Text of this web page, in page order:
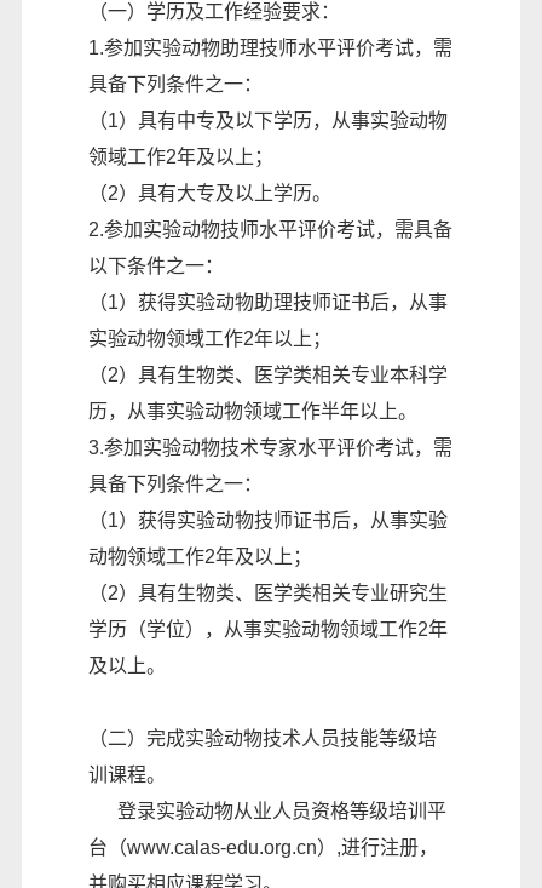
（一）学历及工作经验要求：
1.参加实验动物助理技师水平评价考试，需
具备下列条件之一：
（1）具有中专及以下学历，从事实验动物
领域工作2年及以上；
（2）具有大专及以上学历。
2.参加实验动物技师水平评价考试，需具备
以下条件之一：
（1）获得实验动物助理技师证书后，从事
实验动物领域工作2年以上；
（2）具有生物类、医学类相关专业本科学
历，从事实验动物领域工作半年以上。
3.参加实验动物技术专家水平评价考试，需
具备下列条件之一：
（1）获得实验动物技师证书后，从事实验
动物领域工作2年及以上；
（2）具有生物类、医学类相关专业研究生
学历（学位），从事实验动物领域工作2年
及以上。
（二）完成实验动物技术人员技能等级培
训课程。
登录实验动物从业人员资格等级培训平
台（www.calas-edu.org.cn）,进行注册，
并购买相应课程学习。